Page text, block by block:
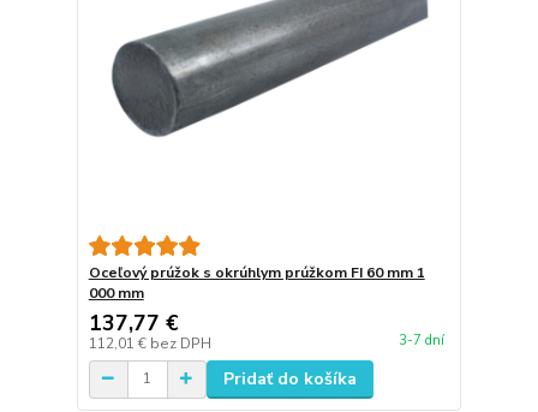
Oceľový prúžok s okrúhlym prúžkom FI 60 mm 1
000 mm
137,77 €
112,01 € bez DPH 3-7 dní
Pridať do košíka